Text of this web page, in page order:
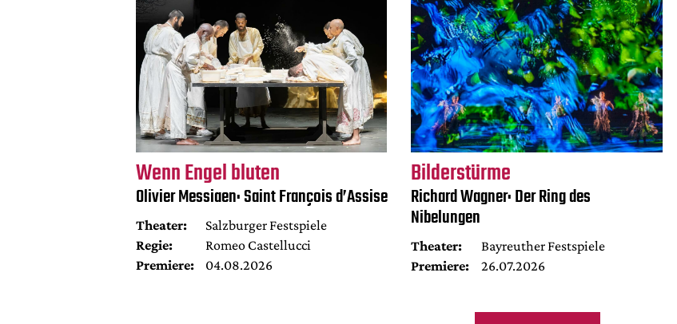
Wenn Engel bluten
Olivier Messiaen: Saint François d’Assise
Theater:
Salzburger Festspiele
Regie:
Romeo Castellucci
Premiere:
04.08.2026
Bilderstürme
Richard Wagner: Der Ring des
Nibelungen
Theater:
Bayreuther Festspiele
Premiere:
26.07.2026